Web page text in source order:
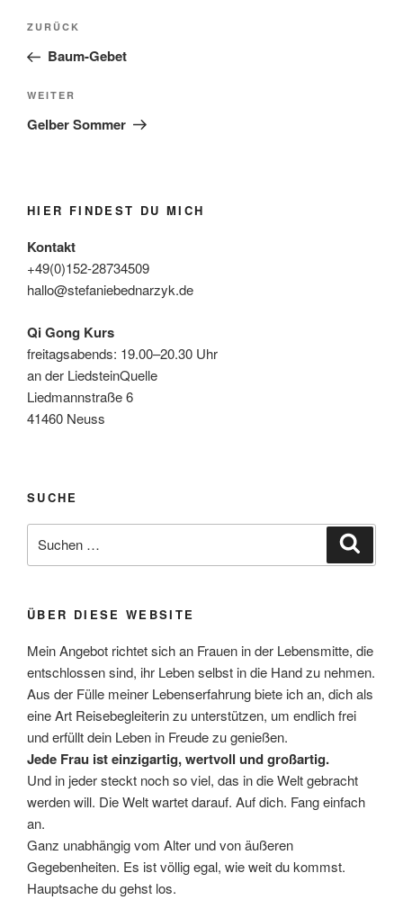
Beitragsnavigation
Vorheriger
Beitrag
ZURÜCK
Baum-Gebet
Nächster
Beitrag
WEITER
Gelber Sommer
HIER FINDEST DU MICH
Kontakt
+49(0)152-28734509
hallo@stefaniebednarzyk.de
Qi Gong Kurs
freitagsabends: 19.00–20.30 Uhr
an der LiedsteinQuelle
Liedmannstraße 6
41460 Neuss
SUCHE
nach:
ÜBER DIESE WEBSITE
Mein Angebot richtet sich an Frauen in der Lebensmitte, die
entschlossen sind, ihr Leben selbst in die Hand zu nehmen.
Aus der Fülle meiner Lebenserfahrung biete ich an, dich als
eine Art Reisebegleiterin zu unterstützen, um endlich frei
und erfüllt dein Leben in Freude zu genießen.
Jede Frau ist einzigartig, wertvoll und großartig.
Und in jeder steckt noch so viel, das in die Welt gebracht
werden will. Die Welt wartet darauf. Auf dich. Fang einfach
an.
Ganz unabhängig vom Alter und von äußeren
Gegebenheiten. Es ist völlig egal, wie weit du kommst.
Hauptsache du gehst los.